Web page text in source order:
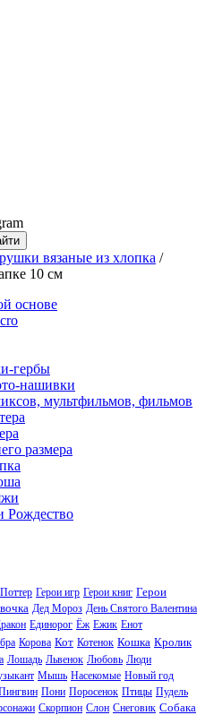
вязаные из хлопка /
10 см
основе
гербы
нашивки
мультфильмов, фильмов
размера
Рождество
Герои игр Герои книг Герои
Дед Мороз День Святого Валентина
Единорог Ёж Ежик Енот
Корова Кот Котенок Кошка Кролик
Лошадь Львенок Любовь Люди
Мышь Насекомые Новый год
Пони Поросенок Птицы Пудель
Скорпион Слон Снеговик Собака